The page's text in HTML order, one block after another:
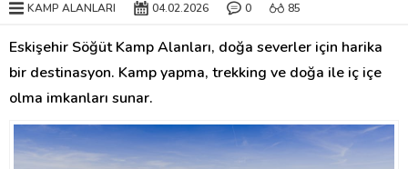
KAMP ALANLARI 04.02.2026 0 85
Eskişehir Söğüt Kamp Alanları, doğa severler için harika
bir destinasyon. Kamp yapma, trekking ve doğa ile iç içe
olma imkanları sunar.